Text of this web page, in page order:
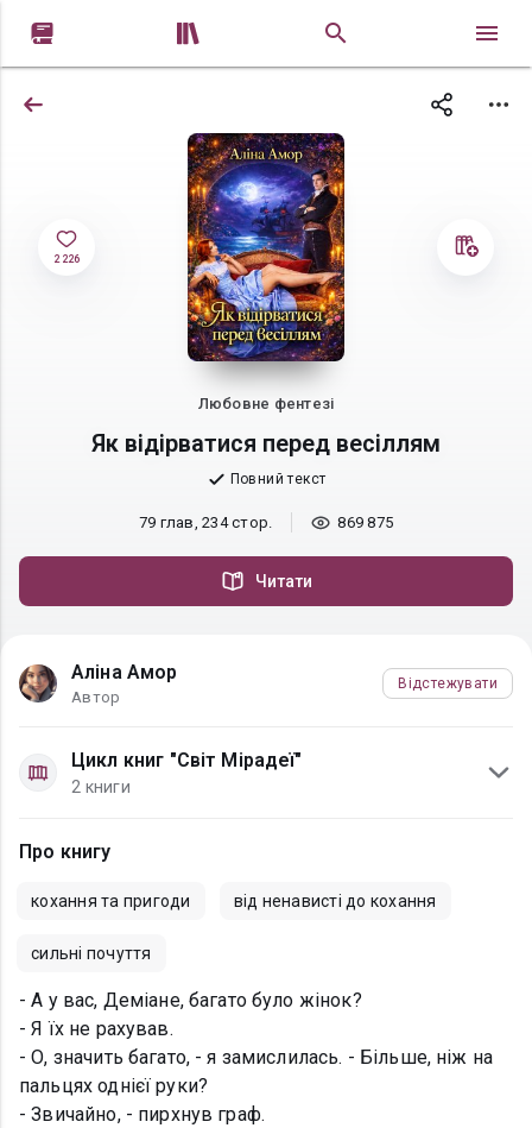
 
2 226
Любовне фентезі
Як відірватися перед весіллям
Повний текст
79 глав, 234 стор. 869 875
Читати
Аліна Амор
Автор
Відстежувати
Цикл книг "Світ Мірадеї"
2 книги
Про книгу
кохання та пригоди від ненависті до кохання
сильні почуття
- А у вас, Деміане, багато було жінок?
- Я їх не рахував.
- О, значить багато, - я замислилась. - Більше, ніж на
пальцях однієї руки?
- Звичайно, - пирхнув граф.